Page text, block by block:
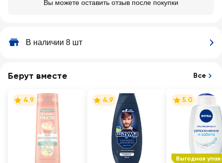
Вы можете оставить отзыв после покупки
В наличии 8 шт
Берут вместе Все
4.9 4.9
Выгодная
5.0